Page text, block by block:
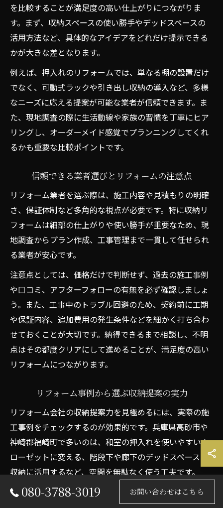
を比較することが満足度の高い仕上がりにつながりま
す。まず、収納スペースの使い勝手やデッドスペースの
活用方法など、具体的なアイデアをどれだけ提示できる
かが大きな差となります。
例えば、押入れのリフォームでは、単なる棚の設置だけ
でなく、可動式ラックや引き出し収納の導入など、多様
なニーズに応える提案が可能な業者が信頼できます。ま
た、現地調査の際に生活動線や家族の習慣を丁寧にヒア
リングし、オーダーメイド感覚でプランニングしてくれ
るかも重要な比較ポイントです。
信頼できる業者選びとリフォームの注意点
リフォーム業者を選ぶ際は、施工内容や見積もりの明確
さ、保証体制など多角的な視点が必要です。特に収納リ
フォームは細部の仕上がりや使い勝手が重要なため、現
地調査からプラン作成、工事管理まで一貫して任せられ
る業者が安心です。
注意点としては、価格だけで判断せず、過去の施工事例
や口コミ、アフターフォローの有無を必ず確認しましょ
う。また、工事中のトラブル回避のため、契約前に工期
や保証内容、追加費用の発生条件などを細かく打ち合わ
せておくことが大切です。納得できるまで相談し、不明
点はその都度クリアにして進めることが、満足度の高い
リフォームにつながります。
リフォーム事例から選ぶ収納提案の実力
リフォーム会社の収納提案力を見極めるには、実際の施
工事例をチェックするのが効果的です。兵庫県高砂市や
神崎郡福崎町で多いのは、和室の押入れを使いやすいク
ローゼットに変える、階段下や廊下のデッドスペースを
収納に活用するなど、空間を無駄なく使う工夫です。
例えば、ファミリー層では玄関周りの土間収納やパント
080-3788-3019 お問い合わせはこちら